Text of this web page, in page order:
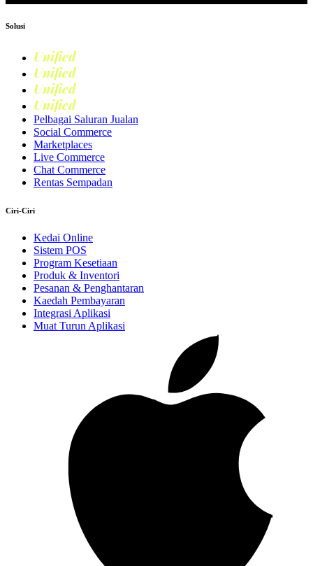
Solusi
Unified
Unified
Unified
Unified
Pelbagai Saluran Jualan
Social Commerce
Marketplaces
Live Commerce
Chat Commerce
Rentas Sempadan
Ciri-Ciri
Kedai Online
Sistem POS
Program Kesetiaan
Produk & Inventori
Pesanan & Penghantaran
Kaedah Pembayaran
Integrasi Aplikasi
Muat Turun Aplikasi